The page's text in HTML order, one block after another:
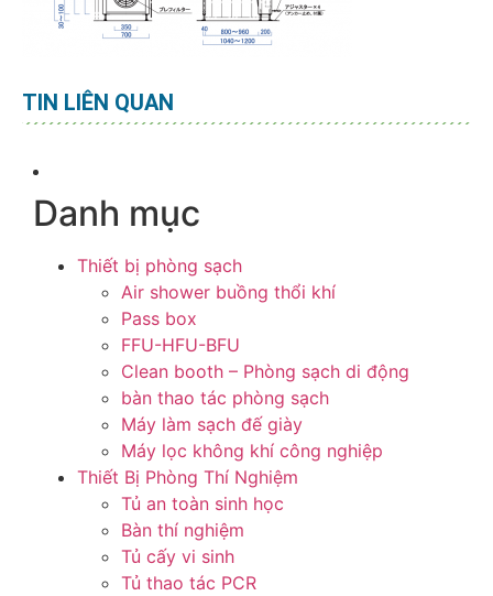
TIN LIÊN QUAN
Danh mục
Thiết bị phòng sạch
Air shower buồng thổi khí
Pass box
FFU-HFU-BFU
Clean booth – Phòng sạch di động
bàn thao tác phòng sạch
Máy làm sạch đế giày
Máy lọc không khí công nghiệp
Thiết Bị Phòng Thí Nghiệm
Tủ an toàn sinh học
Bàn thí nghiệm
Tủ cấy vi sinh
Tủ thao tác PCR